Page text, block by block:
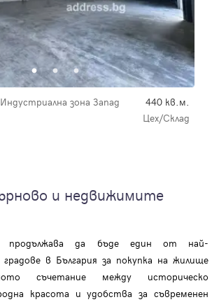
зона Запад 440 кв.м.
Цех/Склад
и недвижимите
продължава да бъде един от най-
градове в България за покупка на жилище
съчетание между историческо
красота и удобства за съвременен